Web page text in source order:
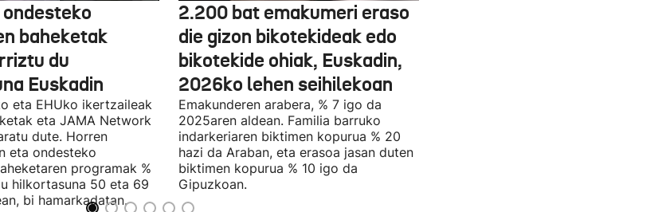
baheketak
du
Euskadin
eta EHUko ikertzaileak
eta JAMA Network
dute. Horren
eta ondesteko
programak %
hilkortasuna 50 eta 69
bi hamarkadatan.
2.200 bat emakumeri eraso
die gizon bikotekideak edo
bikotekide ohiak, Euskadin,
2026ko lehen seihilekoan
Emakunderen arabera, % 7 igo da
2025aren aldean. Familia barruko
indarkeriaren biktimen kopurua % 20
hazi da Araban, eta erasoa jasan duten
biktimen kopurua % 10 igo da
Gipuzkoan.